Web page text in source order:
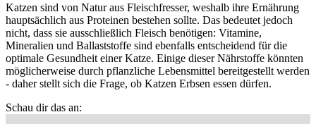
Katzen sind von Natur aus Fleischfresser, weshalb ihre Ernährung
hauptsächlich aus Proteinen bestehen sollte. Das bedeutet jedoch
nicht, dass sie ausschließlich Fleisch benötigen: Vitamine,
Mineralien und Ballaststoffe sind ebenfalls entscheidend für die
optimale Gesundheit einer Katze. Einige dieser Nährstoffe könnten
möglicherweise durch pflanzliche Lebensmittel bereitgestellt werden
- daher stellt sich die Frage, ob Katzen Erbsen essen dürfen.
Schau dir das an: